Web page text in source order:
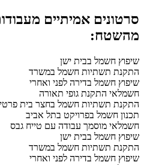
סרטונים אמיתיים
מהשטח:
שיפוץ חשמל בבית ישן
התקנת תשתיות חשמל במשרד
שיפוץ חשמל בדירה לפני ואחרי
חשמלאי התקנת גופי תאורה
התקנת תשתיות חשמל בחצר בית פרטי
תכנון חשמל בפרויקט בתל אביב
חשמלאי מוסמך עבודה עם טייח גבס
שיפוץ חשמל בבית ישן
התקנת תשתיות חשמל במשרד
שיפוץ חשמל בדירה לפני ואחרי